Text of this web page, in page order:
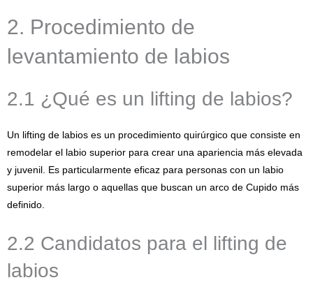
2. Procedimiento de
levantamiento de labios
2.1 ¿Qué es un lifting de labios?
Un lifting de labios es un procedimiento quirúrgico que consiste en
remodelar el labio superior para crear una apariencia más elevada
y juvenil. Es particularmente eficaz para personas con un labio
superior más largo o aquellas que buscan un arco de Cupido más
definido.
2.2 Candidatos para el lifting de
labios